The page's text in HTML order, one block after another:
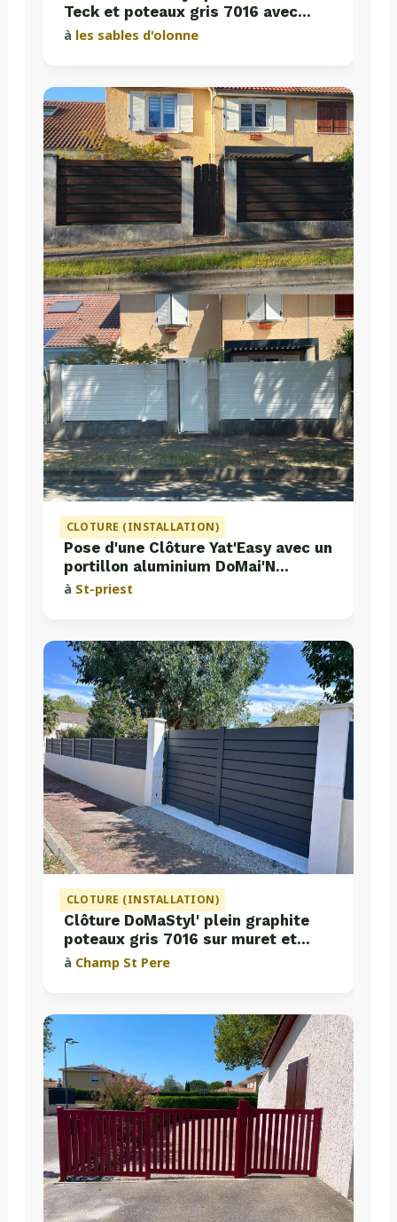
Teck et poteaux gris 7016 avec
plaques de soubassement béton
à les sables d'olonne
CLOTURE (INSTALLATION)
Pose d'une Clôture Yat'Easy avec un
portillon aluminium DoMai'N
Colmont
à St-priest
CLOTURE (INSTALLATION)
Clôture DoMaStyl' plein graphite
poteaux gris 7016 sur muret et
portail coulissant Classic Strong
à Champ St Pere